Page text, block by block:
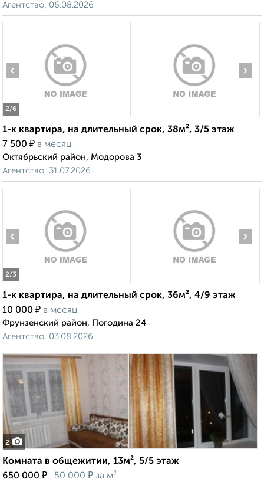
Агентство, 06.08.2026
2/6
‹ ›
1-к квартира, на длительный срок, 38м², 3/5 этаж
7 500 ₽ в месяц
Октябрьский район, Модорова 3
Агентство, 31.07.2026
2/3
‹ ›
1-к квартира, на длительный срок, 36м², 4/9 этаж
10 000 ₽ в месяц
Фрунзенский район, Погодина 24
Агентство, 03.08.2026
2
Комната в общежитии, 13м², 5/5 этаж
650 000 ₽ 50 000 ₽ за м²